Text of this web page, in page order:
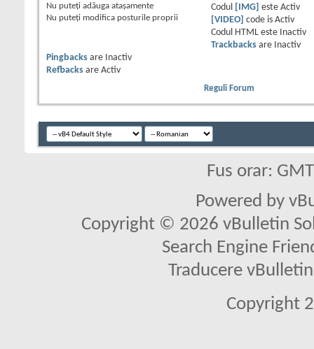
Nu puteţi adăuga ataşamente
Nu puteţi modifica posturile proprii
Codul
[IMG] este Activ
[VIDEO] code is Activ
Codul HTML este
Inactiv
Trackbacksare
Inactiv
Pingbacks are
Inactiv
Refbacks are Activ
Reguli Forum
Fus orar:
Powered by
Copyright © 2026 vBulletin
Search Engine
Traducere
Copyright